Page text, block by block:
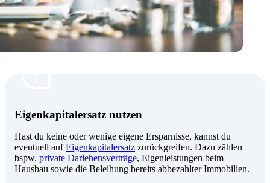
Eigenkapitalersatz nutzen
Hast du keine oder wenige eigene Ersparnisse, kannst du
eventuell aufEigenkapitalersatz zurückgreifen. Dazu zählen
bspw. private Darlehensverträge, Eigenleistungen beim
Hausbau sowie die Beleihung bereits abbezahlter Immobilien.